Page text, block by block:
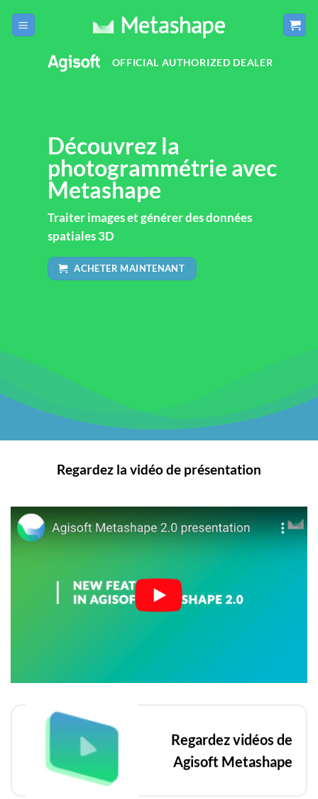
OFFICIAL AUTHORIZED DEALER
Découvrez la
photogrammétrie avec
Metashape
Traiter images et générer des données
spatiales 3D
ACHETER MAINTENANT
Regardez la vidéo de présentation
Regardez vidéos de
Agisoft Metashape